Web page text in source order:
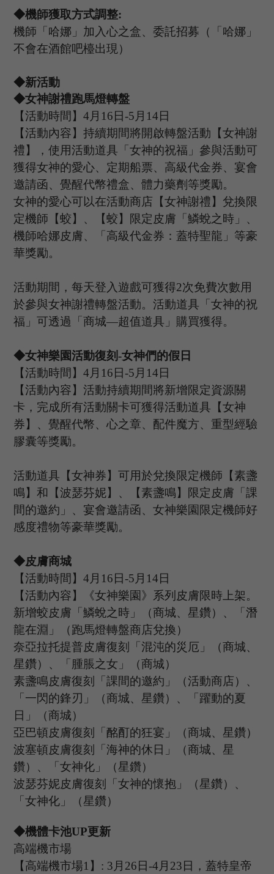
◆機師獲取方式調整:
機師「哈娜」加入心之盒、委託招募（「哈娜」
不會在酒館吧檯出現）
◆新活動
◆女神謝禮跑馬燈轉盤
【活動時間】4月 16 日-5月 14 日
【活動內容】持續期間將開啟轉盤活動【女神謝
禮】，使用活動道具 「女神的祝福 」 參與活動可
獲得女神的愛心、定期船票、高級代金券、宴會
邀請函、覺醒代幣禮盒、體力藥劑等獎勵。
女神的愛心可以在活動商店【女神謝禮】兌換限
定機師【蛟】、【蛟】限定皮膚 「鱗蛻之時 」 、
機師哈娜皮膚、
「 高級代金券：蓋特聖龍 」 等豪
華獎勵。
活動期間，每天登入遊戲可獲得2次免費次數用
於參與女神謝禮轉盤活動。活動道具 「女神的祝
福 」可透過 「商城—超值道具 」 購買獲得。
◆女神樂園活動復刻-女神們的假日
【活動時間】4月 16 日-5月 14 日
【活動內容】活動持續期間將新增限定資源關
卡，完成所有活動關卡可獲得活動道具【女神
券】、覺醒代幣、心之章、配件魔方、重型經驗
膠囊等獎勵。
活動道具【女神券】可用於兌換限定機師【素盞
鳴】和【波瑟芬妮】、【素盞鳴】限定皮膚「課
間的邀約」、宴會邀請函、女神樂園限定機師好
感度禮物等豪華獎勵。
◆皮膚商城
【活動時間】4月 16 日-5月 14 日
【活動內容】
《女神樂園》系列皮膚限時上架。
新增蛟皮膚「鱗蛻之時」（商城、星鑽）、「潛
龍在淵」（跑馬燈轉盤商店兌換）
奈亞拉托提普皮膚復刻「混沌的災厄」（商城、
星鑽）、「腫脹之女」（商城）
素盞鳴皮膚復刻「課間的邀約」（活動商店）、
「一閃的鋒刃」（商城、星鑽）、「躍動的夏
日」（商城）
亞巴頓皮膚復刻「酩酊的狂宴」（商城、星鑽）
波塞頓皮膚復刻「海神的休日」（商城、星
鑽）、「女神化」（星鑽）
波瑟芬妮皮膚復刻「女神的懷抱」（星鑽）、
「女神化」（星鑽）
◆機體卡池UP更新
高端機市場
【高端機市場1 】 : 3月 26 日-4月 23 日，蓋特皇帝